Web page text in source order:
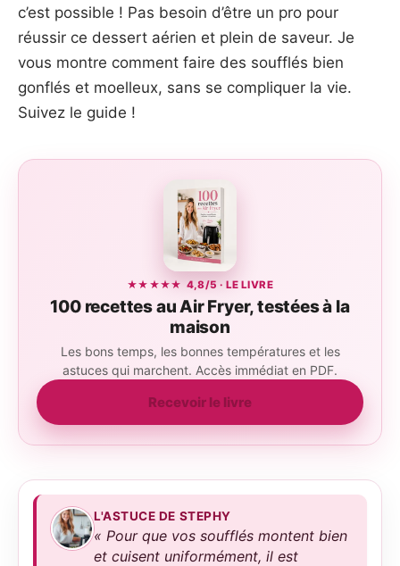
c’est possible ! Pas besoin d’être un pro pour
réussir ce dessert aérien et plein de saveur. Je
vous montre comment faire des soufflés bien
gonflés et moelleux, sans se compliquer la vie.
Suivez le guide !
★★★★★ 4,8/5 · LE LIVRE
100 recettes au Air Fryer, testées à la
maison
Les bons temps, les bonnes températures et les
astuces qui marchent. Accès immédiat en PDF.
Recevoir le livre
L'ASTUCE DE STEPHY
« Pour que vos soufflés montent bien
et cuisent uniformément, il est